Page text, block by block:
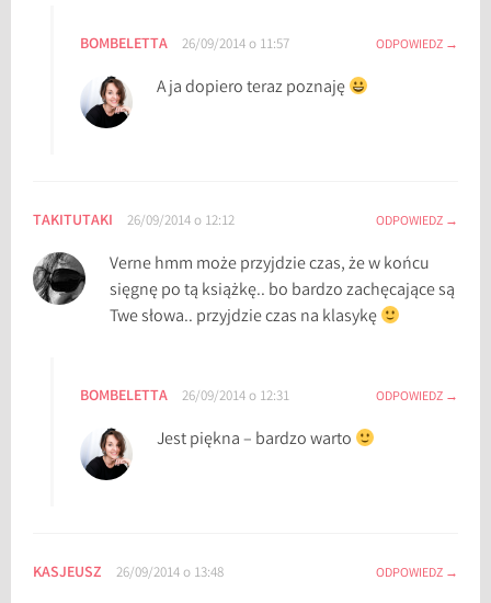
BOMBELETTA 26/09/2014 o 11:57 ODPOWIEDZ
A ja dopiero teraz poznaję
TAKITUTAKI 26/09/2014 o 12:12 ODPOWIEDZ
Verne hmm może przyjdzie czas, że w końcu
sięgnę po tą książkę.. bo bardzo zachęcające są
Twe słowa.. przyjdzie czas na klasykę
BOMBELETTA 26/09/2014 o 12:31 ODPOWIEDZ
Jest piękna – bardzo warto
KASJEUSZ 26/09/2014 o 13:48 ODPOWIEDZ